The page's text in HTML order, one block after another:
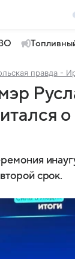
правда -
срок.